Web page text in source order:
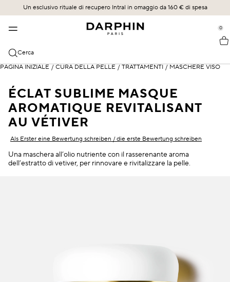
Un esclusivo rituale di recupero Intral in omaggio da 160 € di spesa
::elc_general.menu::
0
Cerca
BESTSELLER
BESTSELLER
STIMULSKIN PLUS
INTRAL
HYDRASKIN
TRATTAMENTO DELLA PELLE
SCOPRI
Novità
Offerte
Regime per la cura della pelle
CATEGORIE
Tutti i prodotti
Sieri & Essenze
Detergenti e tonici
Cura del contorno occhi e labbra
Sensibilità e rossore
Idratazione
Rughe e linee sottili
Pelle miscelata
COLLEZIONI
ACQUISTA TUTTO
Intral
Hydraskin
Stimulskin Plus
Ideal Resource
UN FUTURO ARRAIGADO EN UN LEGADO
IL NOSTRO IMPEGNO
I NOSTRI PROTOCOLLI SPECIALIZZATI IN FACCIALISTI
PAGINA INIZIALE / CURA DELLA PELLE / TRATTAMENTI / MASCHERE VISO
ÉCLAT SUBLIME MASQUE
AROMATIQUE REVITALISANT
AU VÉTIVER
Als Erster eine Bewertung schreiben / die erste Bewertung schreiben
Una maschera all’olio nutriente con il rasserenante aroma
dell’estratto di vetiver, per rinnovare e rivitalizzare la pelle.